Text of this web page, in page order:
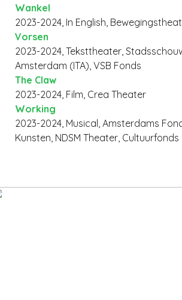
Wankel
2023-2024, In English,
Vorsen
2023-2024, Teksttheater,
Amsterdam (ITA), VSB Fonds
The Claw
2023-2024, Film, Crea Theater
Working
2023-2024, Musical, Amsterdams
Kunsten, NDSM Theater, Cultuurfonds